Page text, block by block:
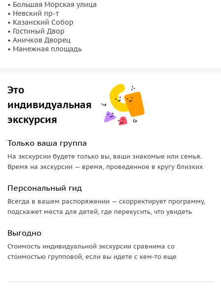
Рождество
чьим указом Новый год был возвращён.
• Большая Морская улица
• Невский пр-т
• Казанский Собор
• Гостиный Двор
• Аничков Дворец
• Манежная площадь
Это
индивидуальная
экскурсия
Только ваша группа
На экскурсии будете только вы, ваши знакомые или семья.
Время на экскурсии — время, проведенное в кругу близких
Персональный гид
Всегда в вашем распоряжении — скорректирует программу,
подскажет места для детей, где перекусить, что увидеть
Выгодно
Стоимость индивидуальной экскурсии сравнима со
стоимостью групповой, если вы идете с кем-то еще